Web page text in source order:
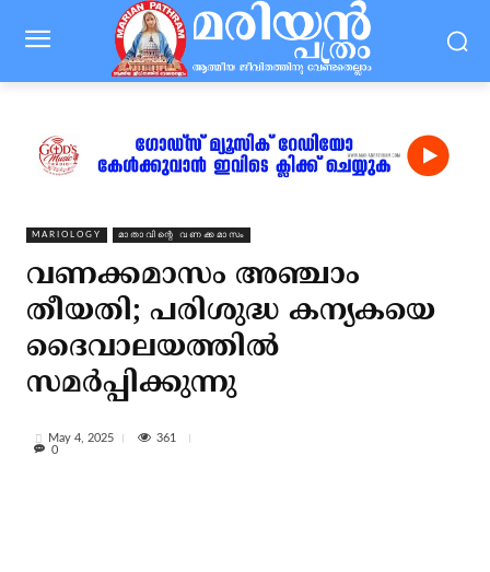
MARIOLOGY മാതാവിന്റെ വണക്കമാസം
വണക്കമാസം അഞ്ചാം
തീയതി; പരിശുദ്ധ കന്യകയെ
ദൈവാലയത്തില്‍
സമര്‍പ്പിക്കുന്നു
May 4, 2025
361
0